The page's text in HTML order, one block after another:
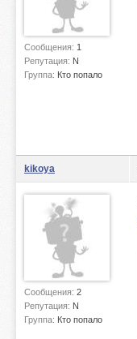
Сообщения: 1
Репутация: N
Группа: Кто попало
kikoya
Сообщения: 2
Репутация: N
Группа: Кто попало